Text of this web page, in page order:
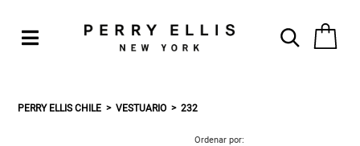
PERRY ELLIS CHILE VESTUARIO 232
Ordenar por: